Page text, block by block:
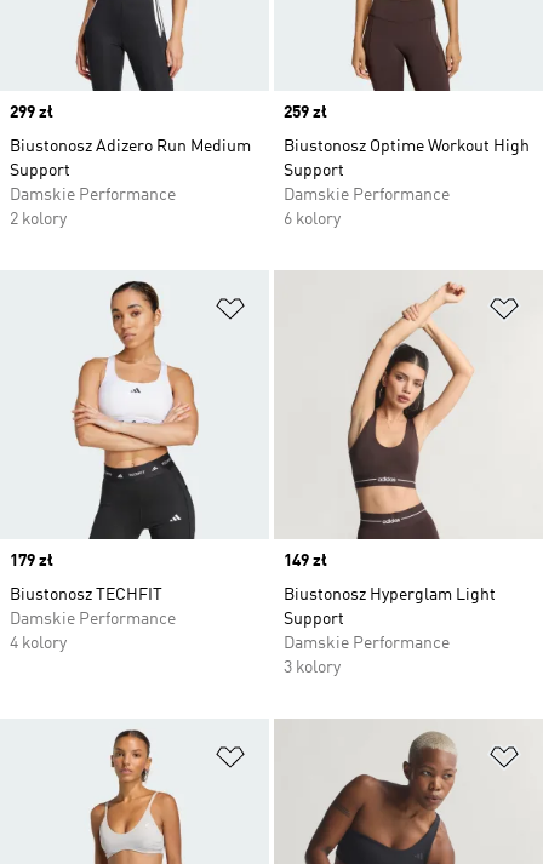
Price
299 zł
Biustonosz Adizero Run Medium
Support
Damskie Performance
2 kolory
Price
259 zł
Biustonosz Optime Workout High
Support
Damskie Performance
6 kolory
Dodaj do listy życzeń
Price
179 zł
Biustonosz TECHFIT
Damskie Performance
4 kolory
Price
149 zł
Biustonosz Hyperglam Light
Support
Damskie Performance
3 kolory
Dodaj do listy życzeń